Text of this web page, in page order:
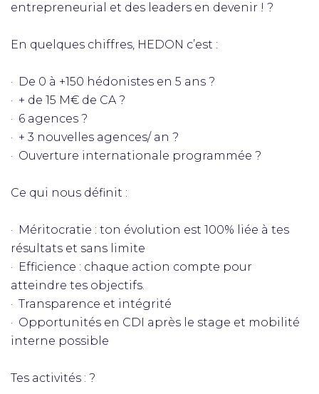
entrepreneurial et des leaders en devenir ! ?
En quelques chiffres, HEDON c’est :
· De 0 à +150 hédonistes en 5 ans ?
· + de 15 M€ de CA ?
· 6 agences ?
· + 3 nouvelles agences/ an ?
· Ouverture internationale programmée ?
Ce qui nous définit :
· Méritocratie : ton évolution est 100% liée à tes
résultats et sans limite
· Efficience : chaque action compte pour
atteindre tes objectifs.
· Transparence et intégrité
· Opportunités en CDI après le stage et mobilité
interne possible
Tes activités : ?